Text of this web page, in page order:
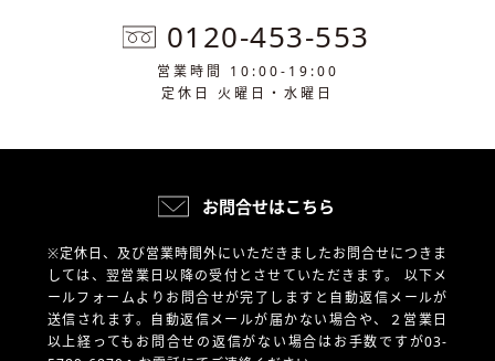
0120-453-553
営業時間 10:00-19:00
定休日 火曜日・水曜日
お問合せはこちら
※定休日、及び営業時間外にいただきましたお問合せにつきま
しては、翌営業日以降の受付とさせていただきます。 以下メ
ールフォームよりお問合せが完了しますと自動返信メールが
送信されます。自動返信メールが届かない場合や、
２営業日
以上経ってもお問合せの返信がない場合はお手数ですが03-